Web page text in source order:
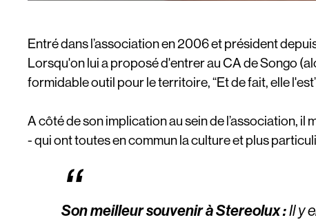
Entré dans l’association en 2006 et président
Lorsqu'on lui a proposé d'entrer au CA de Songo
formidable outil pour le territoire, “Et de fait, elle
A côté de son implication au sein de l’association,
- qui ont toutes en commun la culture et plus
Son meilleur souvenir à Stereolux :Il y